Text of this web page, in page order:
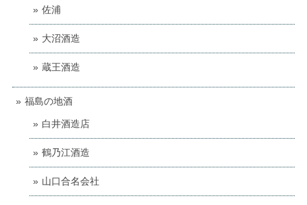
佐浦
大沼酒造
蔵王酒造
福島の地酒
白井酒造店
鶴乃江酒造
山口合名会社